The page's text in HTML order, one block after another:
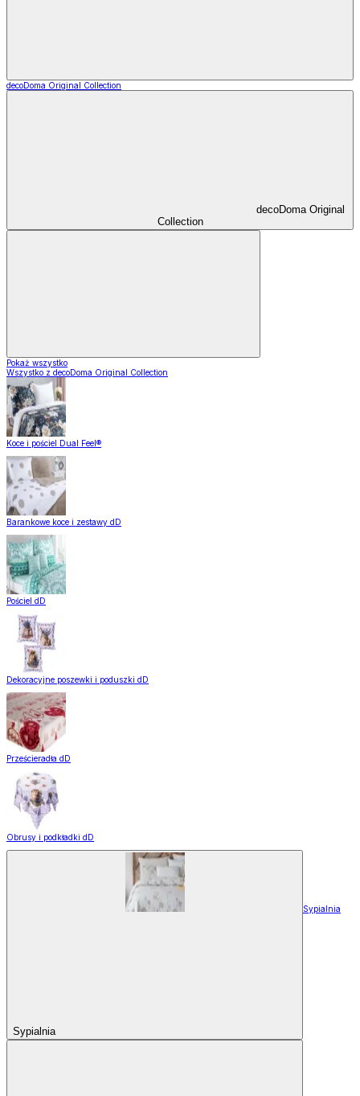
decoDoma Original Collection
decoDoma Original
Collection
Pokaż wszystko
Wszystko z decoDoma Original Collection
Koce i pościel Dual Feel®
Barankowe koce i zestawy dD
Pościel dD
Dekoracyjne poszewki i poduszki dD
Prześcieradła dD
Obrusy i podkładki dD
Sypialnia
Sypialnia